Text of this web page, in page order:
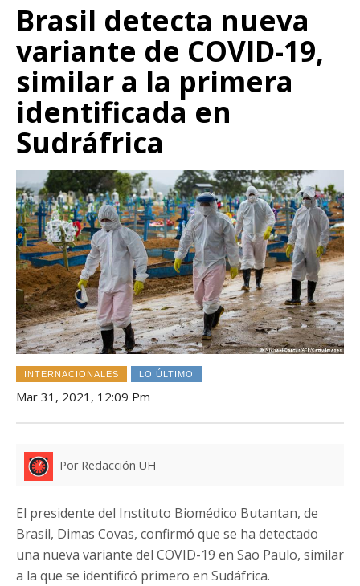
Brasil detecta nueva
variante de COVID-19,
similar a la primera
identificada en
Sudráfrica
INTERNACIONALES LO ÚLTIMO
Mar 31, 2021, 12:09 Pm
Por Redacción UH
El presidente del Instituto Biomédico Butantan, de
Brasil, Dimas Covas, confirmó que se ha detectado
una nueva variante del COVID-19 en Sao Paulo, similar
a la que se identificó primero en Sudáfrica.